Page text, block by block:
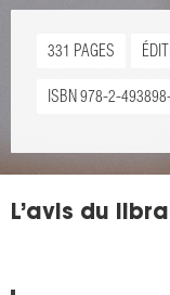
331 PAGES
ISBN 978-2-
L’avis du